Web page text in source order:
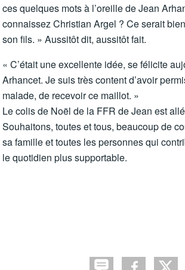
ces quelques mots à l’oreille de Jean
connaissez Christian Argel ? Ce serait
son fils. » Aussitôt dit, aussitôt fait.
« C’était une excellente idée, se félicite
Arhancet. Je suis très content d’avoir
malade, de recevoir ce maillot. »
Le colis de Noël de la FFR de Jean est
Souhaitons, toutes et tous, beaucoup de
sa famille et toutes les personnes qui
le quotidien plus supportable.